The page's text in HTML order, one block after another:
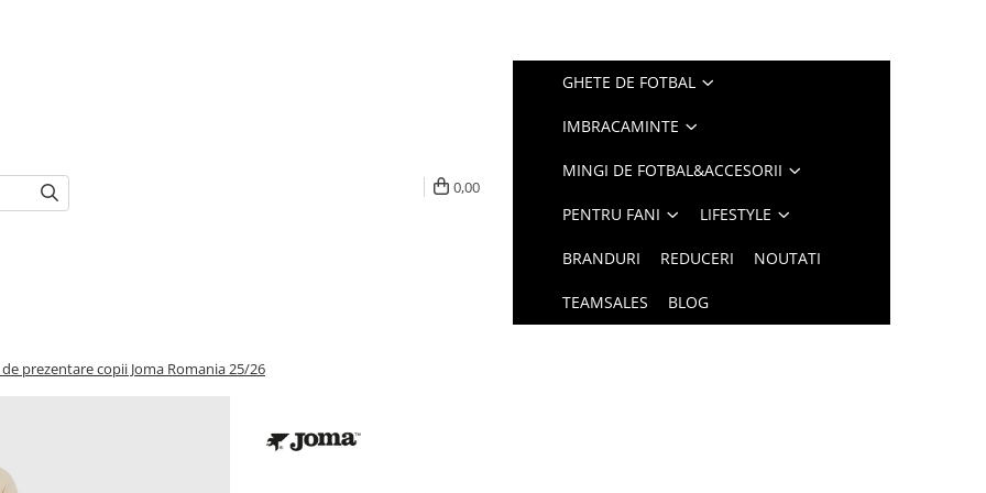
0,00
GHETE DE FOTBAL
IMBRACAMINTE
MINGI DE FOTBAL&ACCESORII
PENTRU FANI LIFESTYLE
BRANDURI REDUCERI NOUTATI
TEAMSALES BLOG
prezentare copii Joma Romania 25/26